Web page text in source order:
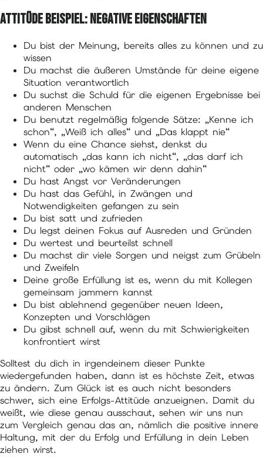
Attitüde Beispiel: Negative Eigenschaften
Du bist der Meinung, bereits alles zu können und zu
wissen
Du machst die äußeren Umstände für deine eigene
Situation verantwortlich
Du suchst die Schuld für die eigenen Ergebnisse bei
anderen Menschen
Du benutzt regelmäßig folgende Sätze: „Kenne ich
schon“, „Weiß ich alles“ und „Das klappt nie“
Wenn du eine Chance siehst, denkst du
automatisch „das kann ich nicht“, „das darf ich
nicht“ oder „wo kämen wir denn dahin“
Du hast Angst vor Veränderungen
Du hast das Gefühl, in Zwängen und
Notwendigkeiten gefangen zu sein
Du bist satt und zufrieden
Du legst deinen Fokus auf Ausreden und Gründen
Du wertest und beurteilst schnell
Du machst dir viele Sorgen und neigst zum Grübeln
und Zweifeln
Deine große Erfüllung ist es, wenn du mit Kollegen
gemeinsam jammern kannst
Du bist ablehnend gegenüber neuen Ideen,
Konzepten und Vorschlägen
Du gibst schnell auf, wenn du mit Schwierigkeiten
konfrontiert wirst
Solltest du dich in irgendeinem dieser Punkte
wiedergefunden haben, dann ist es höchste Zeit, etwas
zu ändern. Zum Glück ist es auch nicht besonders
schwer, sich eine Erfolgs-Attitüde anzueignen. Damit du
weißt, wie diese genau ausschaut, sehen wir uns nun
zum Vergleich genau das an, nämlich die positive innere
Haltung, mit der du Erfolg und Erfüllung in dein Leben
ziehen wirst.